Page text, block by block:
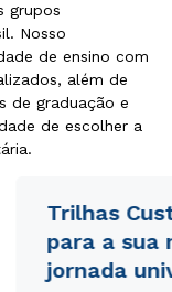
grupos
Nosso
de ensino com
além de
de graduação e
de escolher a
Trilhas
para a sua
jornada
e
para o